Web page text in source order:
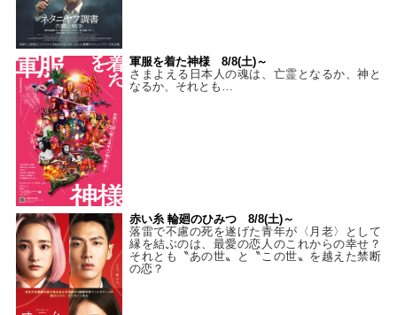
軍服を着た神様 8/8(土)～
さまよえる日本人の魂は、亡霊となるか、神と
なるか、それとも…
赤い糸 輪廻のひみつ 8/8(土)～
落雷で不慮の死を遂げた青年が〈月老〉として
縁を結ぶのは、最愛の恋人のこれからの幸せ？
それとも〝あの世〟と〝この世〟を越えた禁断
の恋？